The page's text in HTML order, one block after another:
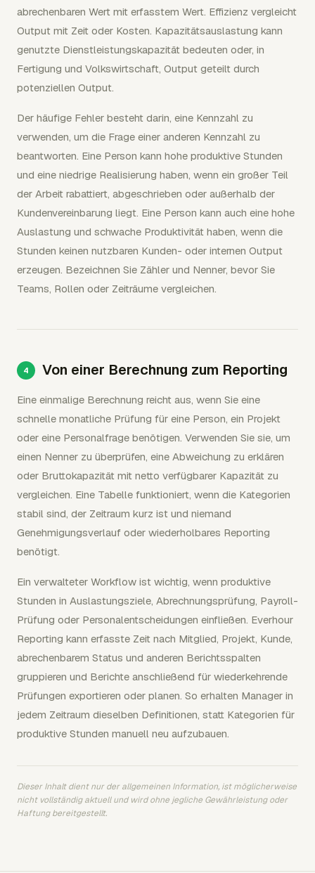
abrechenbaren Wert mit erfasstem Wert. Effizienz vergleicht
Output mit Zeit oder Kosten. Kapazitätsauslastung kann
genutzte Dienstleistungskapazität bedeuten oder, in
Fertigung und Volkswirtschaft, Output geteilt durch
potenziellen Output.
Der häufige Fehler besteht darin, eine Kennzahl zu
verwenden, um die Frage einer anderen Kennzahl zu
beantworten. Eine Person kann hohe produktive Stunden
und eine niedrige Realisierung haben, wenn ein großer Teil
der Arbeit rabattiert, abgeschrieben oder außerhalb der
Kundenvereinbarung liegt. Eine Person kann auch eine hohe
Auslastung und schwache Produktivität haben, wenn die
Stunden keinen nutzbaren Kunden- oder internen Output
erzeugen. Bezeichnen Sie Zähler und Nenner, bevor Sie
Teams, Rollen oder Zeiträume vergleichen.
Von einer Berechnung zum Reporting
Eine einmalige Berechnung reicht aus, wenn Sie eine
schnelle monatliche Prüfung für eine Person, ein Projekt
oder eine Personalfrage benötigen. Verwenden Sie sie, um
einen Nenner zu überprüfen, eine Abweichung zu erklären
oder Bruttokapazität mit netto verfügbarer Kapazität zu
vergleichen. Eine Tabelle funktioniert, wenn die Kategorien
stabil sind, der Zeitraum kurz ist und niemand
Genehmigungsverlauf oder wiederholbares Reporting
benötigt.
Ein verwalteter Workflow ist wichtig, wenn produktive
Stunden in Auslastungsziele, Abrechnungsprüfung, Payroll-
Prüfung oder Personalentscheidungen einfließen. Everhour
Reporting kann erfasste Zeit nach Mitglied, Projekt, Kunde,
abrechenbarem Status und anderen Berichtsspalten
gruppieren und Berichte anschließend für wiederkehrende
Prüfungen exportieren oder planen. So erhalten Manager in
jedem Zeitraum dieselben Definitionen, statt Kategorien für
produktive Stunden manuell neu aufzubauen.
Dieser Inhalt dient nur der allgemeinen Information, ist möglicherweise
nicht vollständig aktuell und wird ohne jegliche Gewährleistung oder
Haftung bereitgestellt.